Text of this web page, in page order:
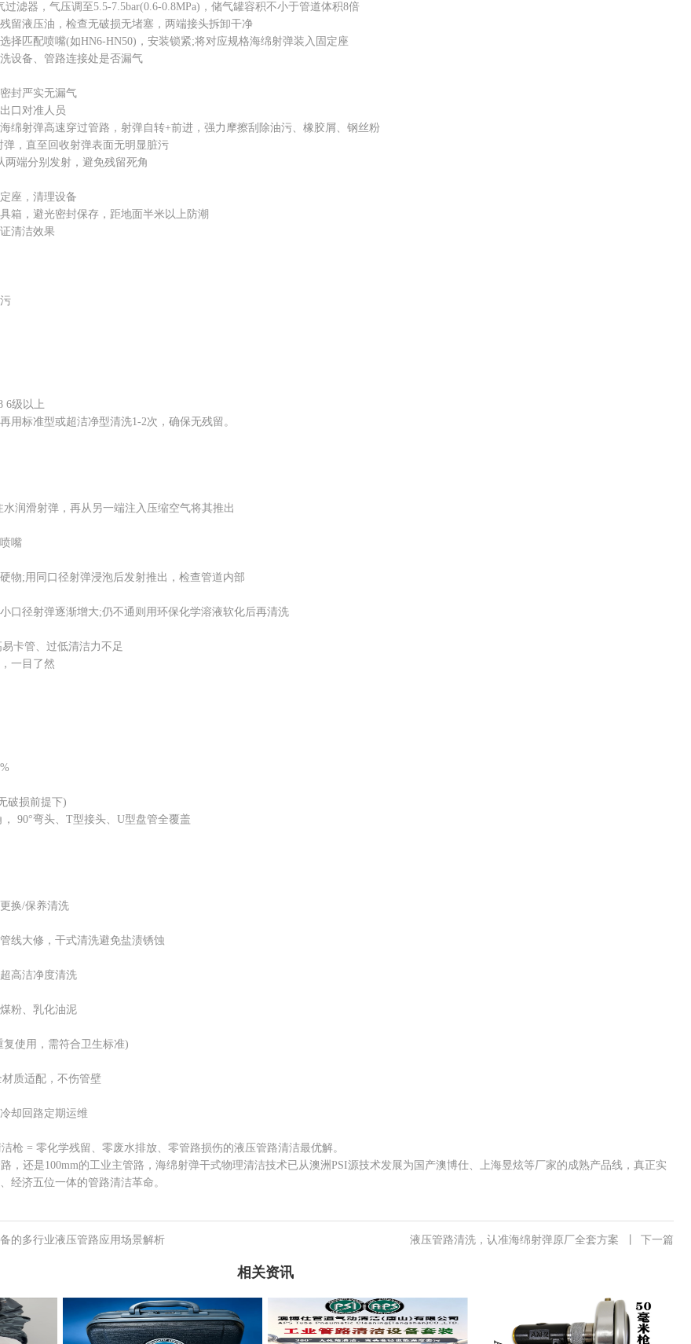
器，气压调至5.5-7.5bar(0.6-0.8MPa)，储气罐容积不小于管道体积8倍
液压油，检查无破损无堵塞，两端接头拆卸干净
匹配喷嘴(如HN6-HN50)，安装锁紧;将对应规格海绵射弹装入固定座
备、管路连接处是否漏气
封严实无漏气
口对准人员
射弹高速穿过管路，射弹自转+前进，强力摩擦刮除油污、橡胶屑、钢丝粉
，直至回收射弹表面无明显脏污
端分别发射，避免残留死角
座，清理设备
，避光密封保存，距地面半米以上防潮
清洁效果
级以上
标准型或超洁净型清洗1-2次，确保无残留。
滑射弹，再从另一端注入压缩空气将其推出
嘴
;用同口径射弹浸泡后发射推出，检查管道内部
径射弹逐渐增大;仍不通则用环保化学溶液软化后再清洗
卡管、过低清洁力不足
一目了然
损前提下)
90°弯头、T型接头、U型盘管全覆盖
换/保养清洗
大修，干式清洗避免盐渍锈蚀
高洁净度清洗
粉、乳化油泥
使用，需符合卫生标准)
质适配，不伤管壁
却回路定期运维
= 零化学残留、零废水排放、零管路损伤的液压管路清洁最优解。
还是100mm的工业主管路，海绵射弹干式物理清洁技术已从澳洲PSI源技术发展为国产澳博仕、上海昱炫等厂家的成熟产品线，真正实
经济五位一体的管路清洁革命。
的多行业液压管路应用场景解析 下一篇
液压管路清洗，认准海绵射弹原厂全套方案
相关资讯